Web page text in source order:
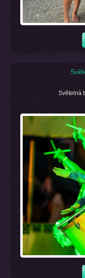
Světelná